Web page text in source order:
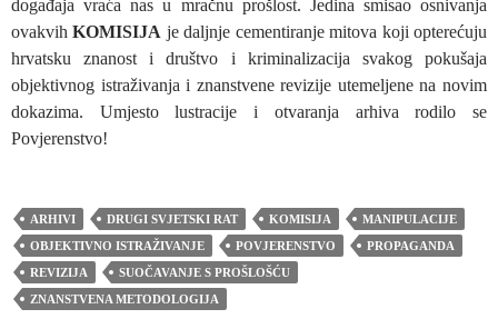
događaja vraća nas u mračnu prošlost. Jedina smisao osnivanja
ovakvihKOMISIJA je daljnje cementiranje mitova koji opterećuju
hrvatsku znanost i društvo i kriminalizacija svakog pokušaja
objektivnog istraživanja i znanstvene revizije utemeljene na novim
dokazima. Umjesto lustracije i otvaranja arhiva rodilo se
Povjerenstvo!
ARHIVI DRUGI SVJETSKI RAT KOMISIJA
MANIPULACIJE
OBJEKTIVNO ISTRAŽIVANJE
POVJERENSTVO
PROPAGANDA
REVIZIJA
SUOČAVANJE S PROŠLOŠĆU
ZNANSTVENA METODOLOGIJA